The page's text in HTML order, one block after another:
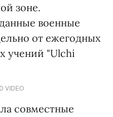
зоне.
военные
от ежегодных
учений "Ulchi
VIDEO
совместные